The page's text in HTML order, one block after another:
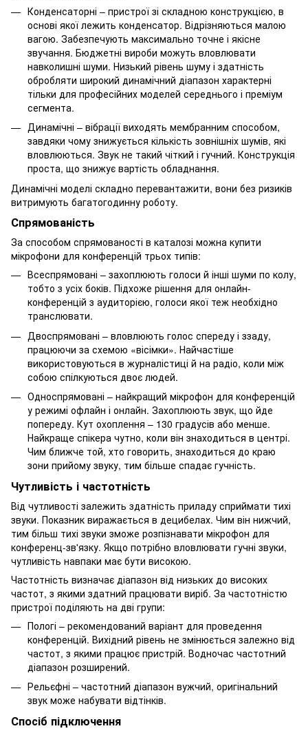
Конденсаторні – пристрої зі складною конструкцією, в
основі якої лежить конденсатор. Відрізняються малою
вагою. Забезпечують максимально точне і якісне
звучання. Бюджетні вироби можуть вловлювати
навколишні шуми. Низький рівень шуму і здатність
обробляти широкий динамічний діапазон характерні
тільки для професійних моделей середнього і преміум
сегмента.
Динамічні – вібрації виходять мембранним способом,
завдяки чому знижується кількість зовнішніх шумів, які
вловлюються. Звук не такий чіткий і гучний. Конструкція
проста, що знижує вартість обладнання.
Динамічні моделі складно перевантажити, вони без ризиків
витримують багатогодинну роботу.
Спрямованість
За способом спрямованості в каталозі можна купити
мікрофони для конференцій трьох типів:
Всеспрямовані – захоплюють голоси й інші шуми по колу,
тобто з усіх боків. Підхоже рішення для онлайн-
конференцій з аудиторією, голоси якої теж необхідно
транслювати.
Двоспрямовані – вловлюють голос спереду і ззаду,
працюючи за схемою «вісімки». Найчастіше
використовуються в журналістиці й на радіо, коли між
собою спілкуються двоє людей.
Односпрямовані – найкращий мікрофон для конференцій
у режимі офлайн і онлайн. Захоплюють звук, що йде
попереду. Кут охоплення – 130 градусів або менше.
Найкраще спікера чутно, коли він знаходиться в центрі.
Чим ближче той, хто говорить, знаходиться до краю
зони прийому звуку, тим більше спадає гучність.
Чутливість і частотність
Від чутливості залежить здатність приладу сприймати тихі
звуки. Показник виражається в децибелах. Чим він нижчий,
тим більш тихі звуки зможе розпізнавати мікрофон для
конференц-зв'язку. Якщо потрібно вловлювати гучні звуки,
чутливість навпаки має бути високою.
Частотність визначає діапазон від низьких до високих
частот, з якими здатний працювати виріб. За частотністю
пристрої поділяють на дві групи:
Пологі – рекомендований варіант для проведення
конференцій. Вихідний рівень не змінюється залежно від
частот, з якими працює пристрій. Водночас частотний
діапазон розширений.
Рельєфні – частотний діапазон вужчий, оригінальний
звук може набувати відтінків.
Спосіб підключення